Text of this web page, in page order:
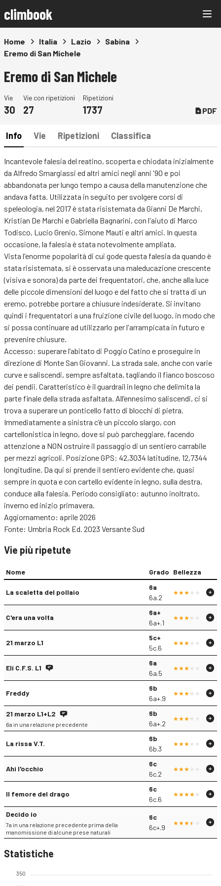
climbook
Home Italia Lazio
Sabina
Eremo di San Michele
Eremo di San Michele
Vie
30
Vie con ripetizioni
27
Ripetizioni
1737 PDF
Info Vie Ripetizioni Classifica
Incantevole falesia del reatino, scoperta e chiodata inizialmente
da Alfredo Smargiassi ed altri amici negli anni '90 e poi
abbandonata per lungo tempo a causa della manutenzione che
andava fatta. Utilizzata in seguito per svolgere corsi di
speleologia, nel 2017 è stata risistemata da Gianni De Marchi,
Kristian De Marchi e Gabriella Bagnarini, con l'aiuto di Marco
Todisco, Lucio Grenio, Simone Mauti e altri amici. In questa
occasione, la falesia è stata notevolmente ampliata.
Vista l'enorme popolarità di cui gode questa falesia da quando è
stata risistemata, si è osservata una maleducazione crescente
(visiva e sonora) da parte dei frequentatori, che, anche alla luce
delle piccole dimensioni del luogo e del fatto che si tratta di un
eremo, potrebbe portare a chiusure indesiderate. Si invitano
quindi i frequentatori a una fruizione civile del luogo, in modo che
si possa continuare ad utilizzarlo per l'arrampicata in futuro e
prevenire chiusure.
Accesso: superare l’abitato di Poggio Catino e proseguire in
direzione di Monte San Giovanni. La strada sale, anche con varie
curve e saliscendi, sempre asfaltata, tagliando il fianco boscoso
dei pendii. Caratteristico è il guardrail in legno che delimita la
parte finale della strada asfaltata. All’ennesimo saliscendi, ci si
trova a superare un ponticello fatto di blocchi di pietra.
Immediatamente a sinistra c’è un piccolo slargo, con
cartellonistica in legno, dove si può parcheggiare, facendo
attenzione a NON ostruire il passaggio di un sentiero carrabile
per mezzi agricoli. Posizione GPS: 42,3034 latitudine, 12,7344
longitudine. Da qui si prende il sentiero evidente che, quasi
sempre in quota e con cartello evidente in legno, sulla destra,
conduce alla falesia. Periodo consigliato: autunno inoltrato,
inverno ed inizio primavera.
Aggiornamento: aprile 2026
Fonte: Umbria Rock Ed. 2023 Versante Sud
Vie più ripetute
Nome Grado Bellezza
La scaletta del pollaio
6a
6a.2
C'era una volta
6a+
6a+.1
21 marzo L1
5c+
5c.6
Eli C.F.S. L1
6a
6a.5
Freddy
6b
6a+.9
21 marzo L1+L2
6a in una relazione precedente
6b
6a+.2
La rissa V.T.
6b
6b.3
Ahi l'occhio
6c
6c.2
Il femore del drago
6c
6c.6
Decido io
7a in una relazione precedente prima della
manomissione di alcune prese naturali
6c
6c+.9
Statistiche
350